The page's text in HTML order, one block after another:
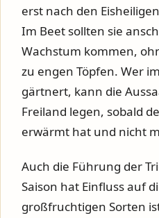
erst nach den
Im Beet sollten sie
Wachstum kommen,
zu engen Töpfen. Wer
gärtnert, kann die
Freiland legen, sobald
erwärmt hat und nicht
Auch die Führung der
Saison hat Einfluss auf
großfruchtigen Sorten